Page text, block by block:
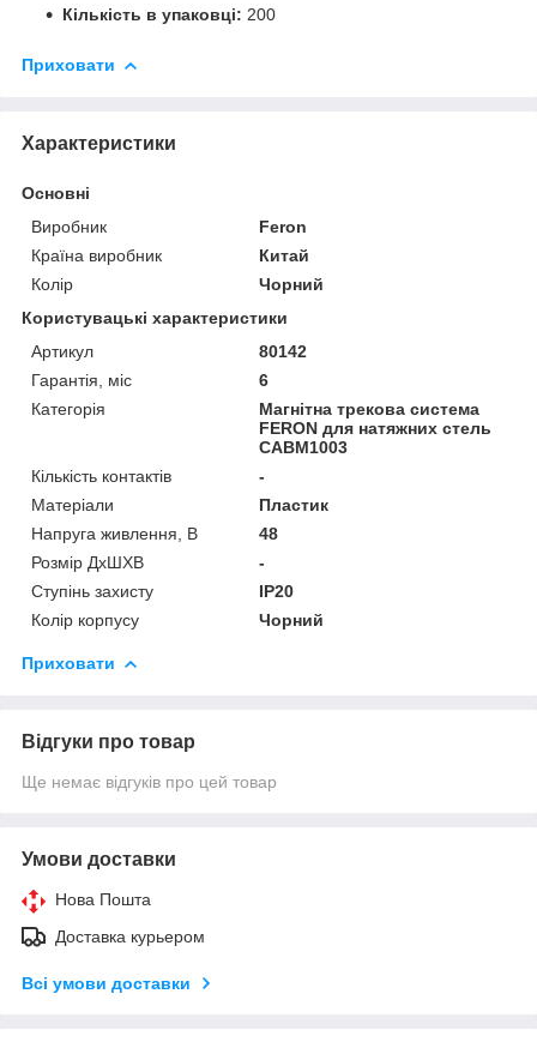
Кількість в упаковці: 200
Приховати
Характеристики
Основні
Виробник
Feron
Країна виробник
Китай
Колір
Чорний
Користувацькі характеристики
Артикул
80142
Гарантія, міс
6
Категорія
Магнітна трекова система
FERON для натяжних стель
CABM1003
Кількість контактів
-
Матеріали
Пластик
Напруга живлення, В
48
Розмір ДхШХВ
-
Ступінь захисту
IP20
Колір корпусу
Чорний
Приховати
Відгуки про товар
Ще немає відгуків про цей товар
Умови доставки
Нова Пошта
Доставка курьером
Всі умови доставки